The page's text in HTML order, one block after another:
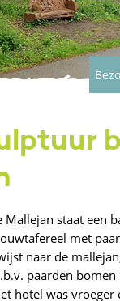
Mallejan staat een
met
naar de
paarden
hotel was vroeger